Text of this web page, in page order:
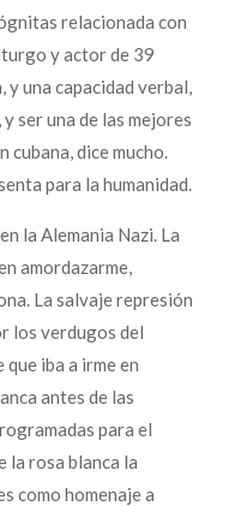
relacionada con
y actor de 39
y una capacidad verbal,
ser una de las mejores
cubana, dice mucho.
para la humanidad.
la Alemania Nazi. La
amordazarme,
La salvaje represión
los verdugos del
iba a irme en
antes de las
para el
la rosa blanca la
como homenaje a